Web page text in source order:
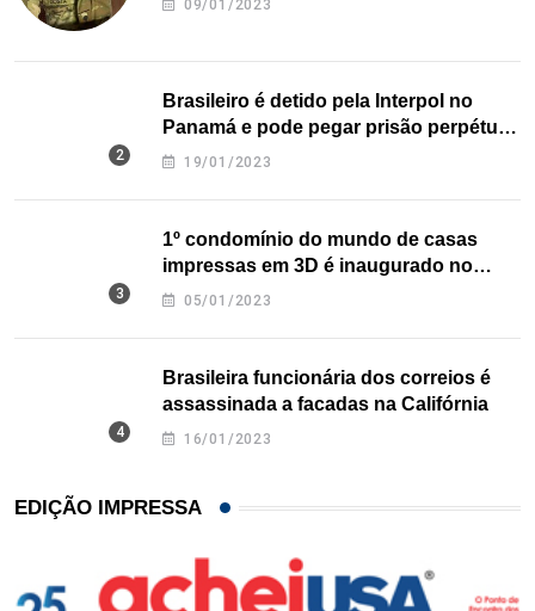
09/01/2023
Brasileiro é detido pela Interpol no
Panamá e pode pegar prisão perpétua
nos EUA
19/01/2023
1º condomínio do mundo de casas
impressas em 3D é inaugurado no
Texas
05/01/2023
Brasileira funcionária dos correios é
assassinada a facadas na Califórnia
16/01/2023
EDIÇÃO IMPRESSA